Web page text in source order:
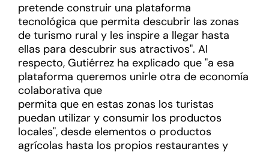
pretende construir una plataforma
tecnológica que permita descubrir las zonas
de turismo rural y les inspire a llegar hasta
ellas para descubrir sus atractivos". Al
respecto, Gutiérrez ha explicado que "a esa
plataforma queremos unirle otra de economía
colaborativa que
permita que en estas zonas los turistas
puedan utilizar y consumir los productos
locales", desde elementos o productos
agrícolas hasta los propios restaurantes y